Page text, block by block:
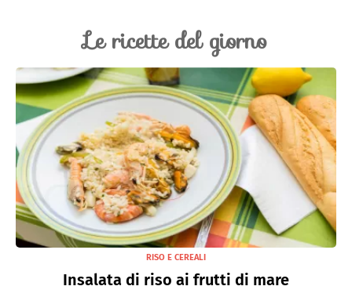
Le ricette del giorno
RISO E CEREALI
Insalata di riso ai frutti di mare